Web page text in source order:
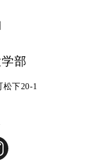
部
松下20-1